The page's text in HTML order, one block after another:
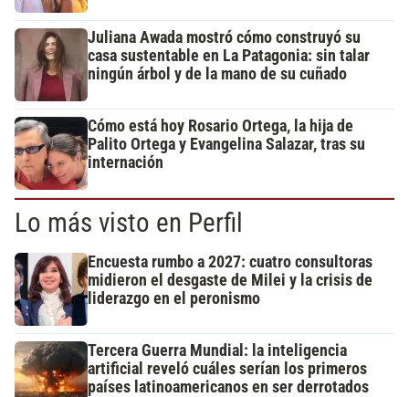
Juliana Awada mostró cómo construyó su
casa sustentable en La Patagonia: sin talar
ningún árbol y de la mano de su cuñado
Cómo está hoy Rosario Ortega, la hija de
Palito Ortega y Evangelina Salazar, tras su
internación
Lo más visto en Perfil
Encuesta rumbo a 2027: cuatro consultoras
midieron el desgaste de Milei y la crisis de
liderazgo en el peronismo
Tercera Guerra Mundial: la inteligencia
artificial reveló cuáles serían los primeros
países latinoamericanos en ser derrotados